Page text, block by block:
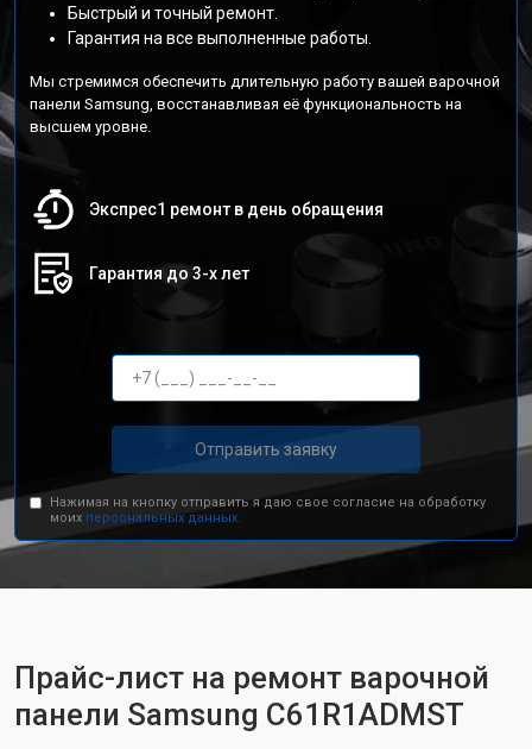
Быстрый и точный ремонт.
Гарантия на все выполненные работы.
Мы стремимся обеспечить длительную работу вашей варочной
панели Samsung, восстанавливая её функциональность на
высшем уровне.
Экспрес1 ремонт в день обращения
Гарантия до 3-х лет
Отправить заявку
Нажимая на кнопку отправить я даю свое согласие на обработку
моих персональных данных.
Прайс-лист на ремонт варочной
панели Samsung C61R1ADMST